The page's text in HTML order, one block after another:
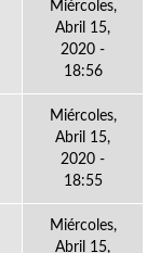
Miércoles,
Abril 15,
2020 -
18:56
Miércoles,
Abril 15,
2020 -
18:55
Miércoles,
Abril 15,